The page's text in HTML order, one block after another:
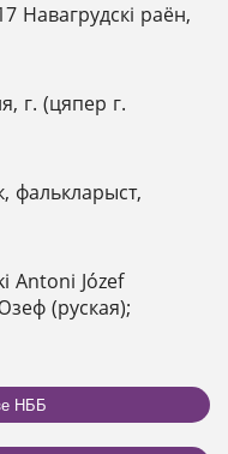
Навагрудскі раён,
г. (цяпер г.
фалькларыст,
Antoni Józef
(руская);
НББ